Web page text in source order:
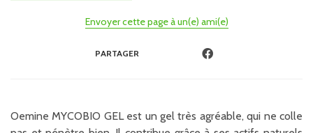
Envoyer cette page à un(e) ami(e)
PARTAGER
Oemine MYCOBIO GEL est un gel très agréable, qui ne colle